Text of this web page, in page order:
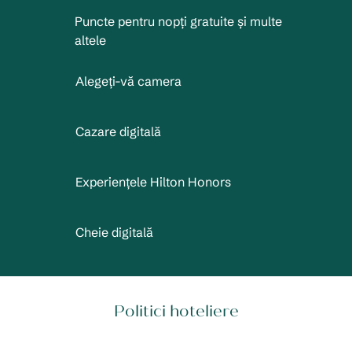
Puncte pentru nopți gratuite și multe
altele
Alegeți-vă camera
Cazare digitală
Experiențele Hilton Honors
Cheie digitală
Politici hoteliere